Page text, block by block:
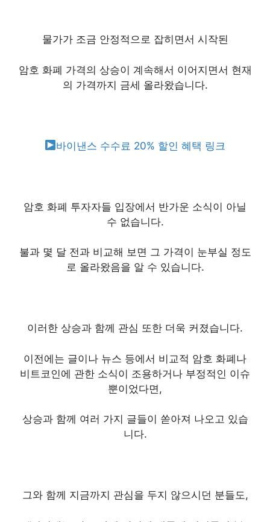
물가가 조금 안정적으로 잡히면서 시작된
암호 화폐 가격의 상승이 계속해서 이어지면서 현재
의 가격까지 금세 올라왔습니다.
바이낸스 수수료 20% 할인 혜택 링크
암호 화폐 투자자들 입장에서 반가운 소식이 아닐
수 없습니다.
불과 몇 달 전과 비교해 보면 그 가격이 눈부실 정도
로 올라왔음을 알 수 있습니다.
이러한 상승과 함께 관심 또한 더욱 커졌습니다.
이전에는 글이나 뉴스 등에서 비교적 암호 화폐나
비트코인에 관한 소식이 조용하거나 부정적인 이슈
뿐이었다면,
상승과 함께 여러 가지 글들이 쏟아져 나오고 있습
니다.
그와 함께 지금까지 관심을 두지 않으시던 분들도,